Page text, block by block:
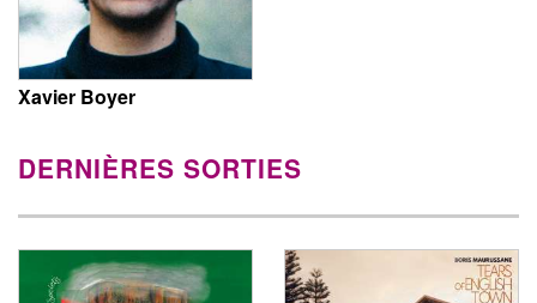
Xavier Boyer
DERNIÈRES SORTIES